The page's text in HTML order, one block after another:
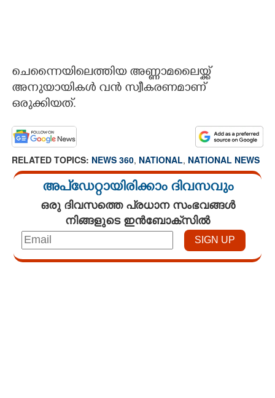
ചെന്നൈയിലെത്തിയ അണ്ണാമലൈയ്ക്ക്
അനുയായികൾ വൻ സ്വീകരണമാണ്
ഒരുക്കിയത്.
RELATED TOPICS: NEWS 360, NATIONAL, NATIONAL NEWS
അപ്ഡേറ്റായിരിക്കാം ദിവസവും
ഒരു ദിവസത്തെ പ്രധാന സംഭവങ്ങൾ
നിങ്ങളുടെ ഇൻബോക്സിൽ